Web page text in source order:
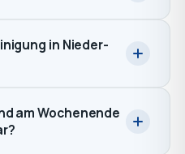
in Nieder-
am Wochenende